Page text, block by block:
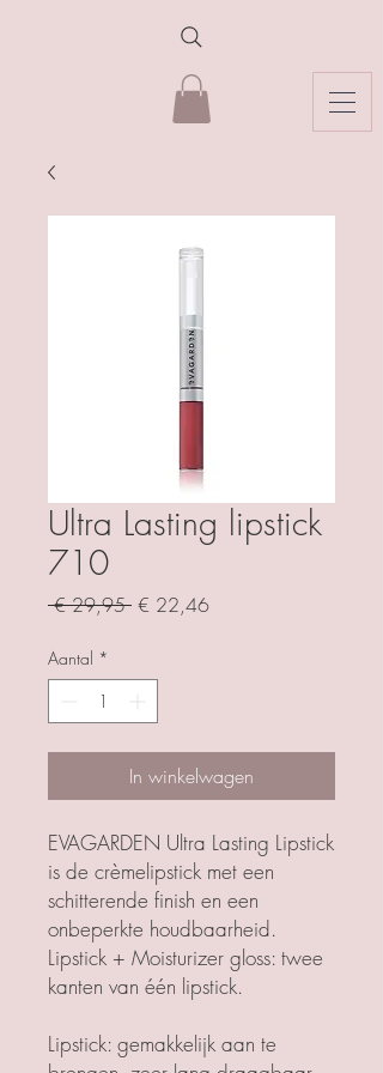
Ultra Lasting lipstick
710
€ 29,95 Normale
€ 22,46Verkoopprijs
Aantal *
In winkelwagen
EVAGARDEN Ultra Lasting Lipstick
is de crèmelipstick met een
schitterende finish en een
onbeperkte houdbaarheid.
Lipstick + Moisturizer gloss: twee
kanten van één lipstick.
Lipstick: gemakkelijk aan te